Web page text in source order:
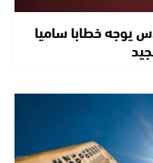
يوجه خطابا ساميا